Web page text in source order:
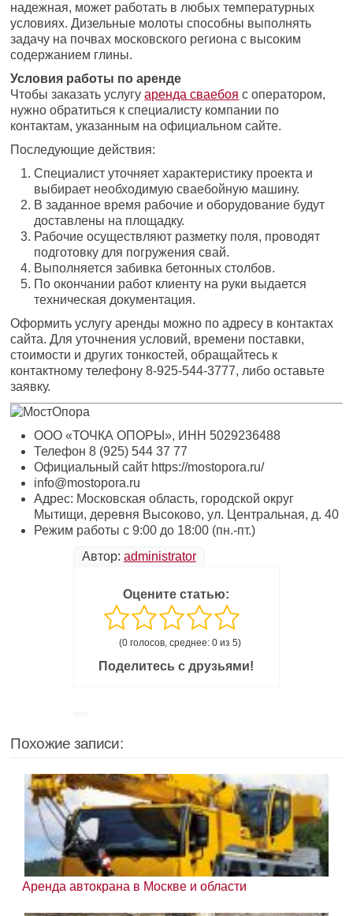
надежная, может работать в любых температурных
условиях. Дизельные молоты способны выполнять
задачу на почвах московского региона с высоким
содержанием глины.
Условия работы по аренде
Чтобы заказать услугуаренда сваебоя с оператором,
нужно обратиться к специалисту компании по
контактам, указанным на официальном сайте.
Последующие действия:
Специалист уточняет характеристику проекта и
выбирает необходимую сваебойную машину.
В заданное время рабочие и оборудование будут
доставлены на площадку.
Рабочие осуществляют разметку поля, проводят
подготовку для погружения свай.
Выполняется забивка бетонных столбов.
По окончании работ клиенту на руки выдается
техническая документация.
Оформить услугу аренды можно по адресу в контактах
сайта. Для уточнения условий, времени поставки,
стоимости и других тонкостей, обращайтесь к
контактному телефону 8-925-544-3777, либо оставьте
заявку.
ООО «ТОЧКА ОПОРЫ», ИНН 5029236488
Телефон 8 (925) 544 37 77
Официальный сайт https://mostopora.ru/
info@mostopora.ru
Адрес: Московская область, городской округ
Мытищи, деревня Высоково, ул. Центральная, д. 40
Режим работы с 9:00 до 18:00 (пн.-пт.)
Автор: administrator
Оцените статью:
(0 голосов, среднее: 0 из 5)
Поделитесь с друзьями!
Похожие записи:
Аренда автокрана в Москве и области